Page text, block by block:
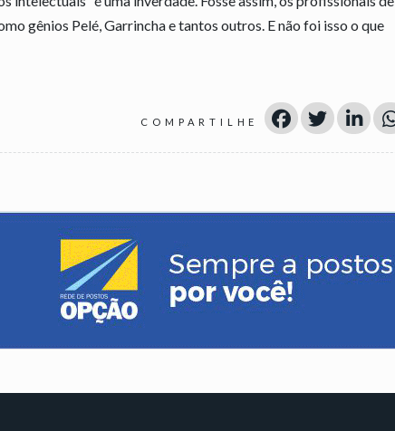
gênios Pelé, Garrincha e tantos outros. E não foi isso o que
COMPARTILHE